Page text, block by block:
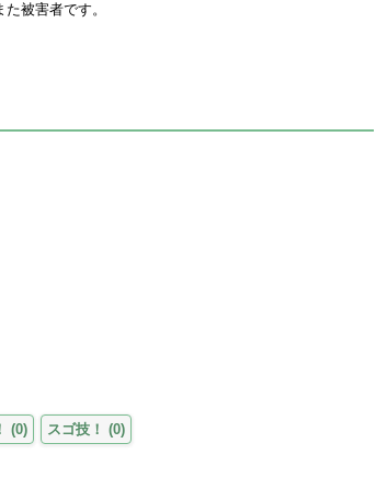
被害者です。
(0) スゴ技！ (0)